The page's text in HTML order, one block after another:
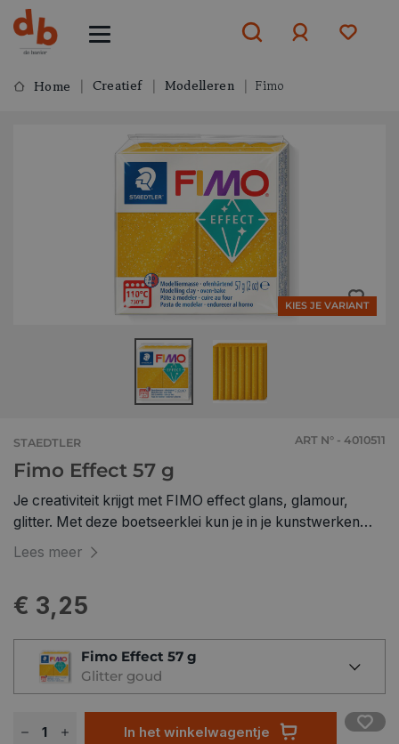
ofaanmelden
Home Creatief Modelleren Fimo
KIES JE VARIANT
STAEDTLER ART N° - 4010511
Fimo Effect 57 g
Je creativiteit krijgt met FIMO effect glans, glamour,
glitter. Met deze boetseerklei kun je in je kunstwerken
volledig nieuwe accenten aanbrengen.
Lees meer
€ 3,25
Fimo Effect 57 g
Glitter goud
In het winkelwagentje